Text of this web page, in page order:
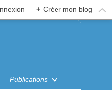
+ Créer mon blog
Publications